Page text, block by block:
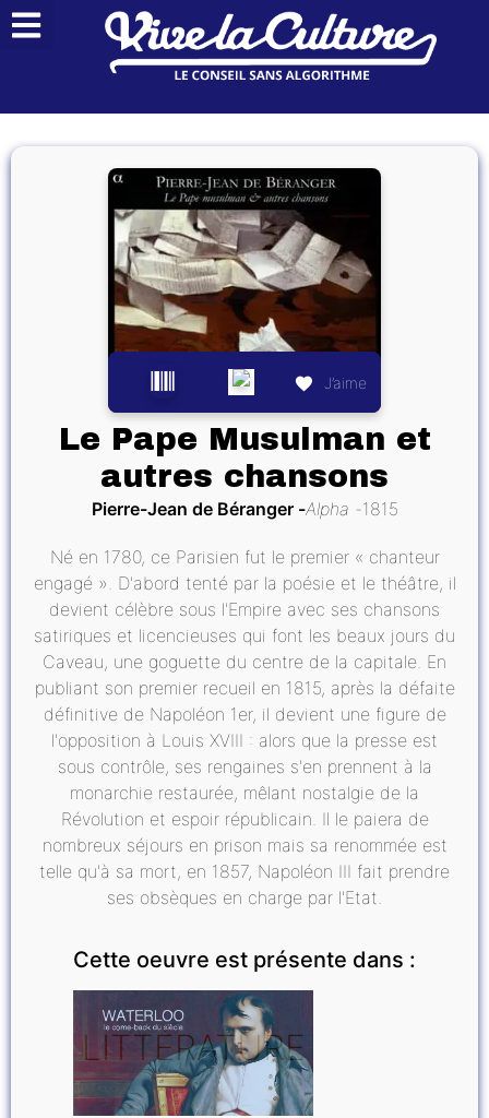
J’aime
Le Pape Musulman et
autres chansons
Pierre-Jean de Béranger Alpha 1815
Né en 1780, ce Parisien fut le premier « chanteur
engagé ». D'abord tenté par la poésie et le théâtre, il
devient célèbre sous l'Empire avec ses chansons
satiriques et licencieuses qui font les beaux jours du
Caveau, une goguette du centre de la capitale. En
publiant son premier recueil en 1815, après la défaite
définitive de Napoléon 1er, il devient une figure de
l'opposition à Louis XVIII : alors que la presse est
sous contrôle, ses rengaines s'en prennent à la
monarchie restaurée, mêlant nostalgie de la
Révolution et espoir républicain. Il le paiera de
nombreux séjours en prison mais sa renommée est
telle qu'à sa mort, en 1857, Napoléon III fait prendre
ses obsèques en charge par l'Etat.
Cette oeuvre est présente dans :
LITTÉRATURE